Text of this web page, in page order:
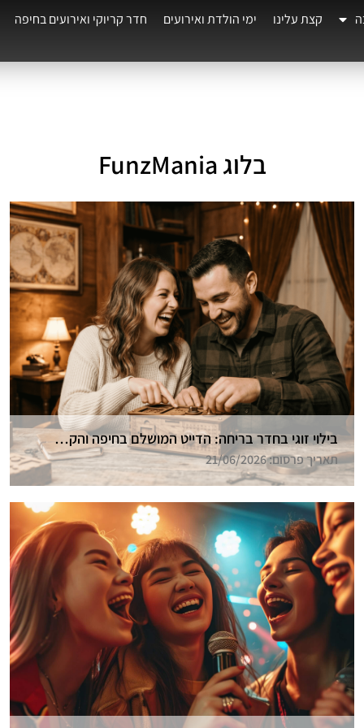
קצת עלינו ימי הולדת ואירועים חדר קריוקי ואירועים בחיפה
בלוג FunzMania
בילוי זוגי בחדר בריחה: הדייט המושלם בחיפה והקריות
תאריך פרסום: 21/06/2026